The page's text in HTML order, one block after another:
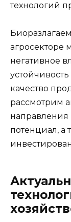
технологий
агросекторе
негативное
качество
рассмотрим
направления
потенциал, а